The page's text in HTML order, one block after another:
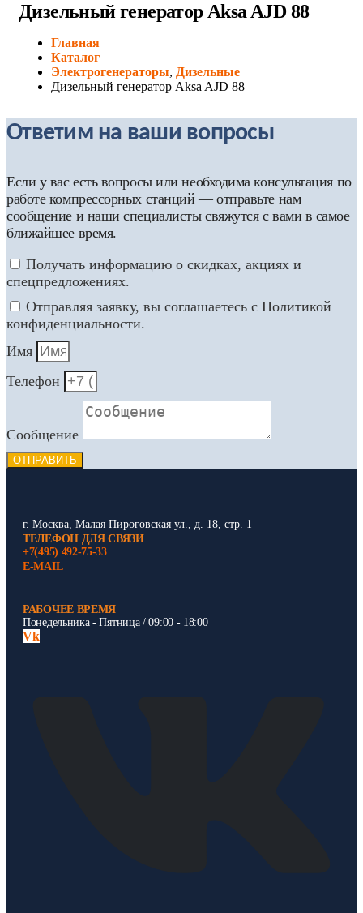
Дизельный генератор Aksa AJD 88
Главная
Каталог
Электрогенераторы, Дизельные
Дизельный генератор Aksa AJD 88
Ответим на ваши вопросы
Если у вас есть вопросы или необходима консультация по
работе компрессорных станций — отправьте нам
сообщение и наши специалисты свяжутся с вами в самое
ближайшее время.
Получать информацию о скидках, акциях и
спецпредложениях.
Отправляя заявку, вы соглашаетесь с Политикой
конфиденциальности.
Имя
Телефон
Сообщение
ОТПРАВИТЬ
г. Москва, Малая Пироговская ул., д. 18, стр. 1
ТЕЛЕФОН ДЛЯ СВЯЗИ
+7(495) 492-75-33
E-MAIL
РАБОЧЕЕ ВРЕМЯ
Понедельника - Пятница / 09:00 - 18:00
Vk